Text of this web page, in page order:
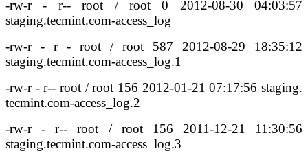
-rw-r - r-- root / root 0 2012-08-30 04:03:57
staging.tecmint.com-access_log
-rw-r - r - root / root 587 2012-08-29 18:35:12
staging.tecmint.com-access_log.1
-rw-r - r-- root / root 156 2012-01-21 07:17:56 staging.
tecmint.com-access_log.2
-rw-r - r-- root / root 156 2011-12-21 11:30:56
staging.tecmint.com-access_log.3